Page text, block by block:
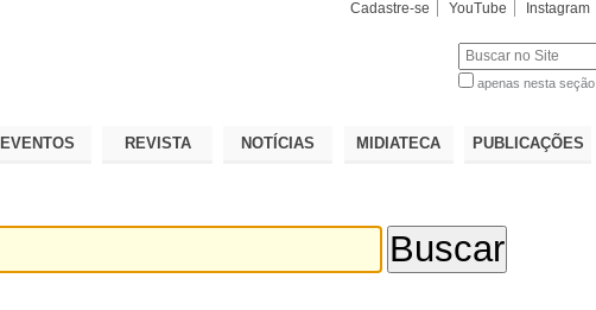
Cadastre-se YouTube Instagram
apenas nesta seção
EVENTOS REVISTA NOTÍCIAS MIDIATECA PUBLICAÇÕES